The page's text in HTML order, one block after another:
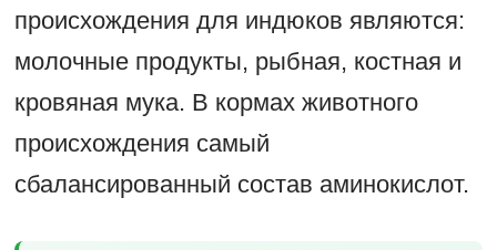
происхождения для индюков являются:
молочные продукты, рыбная, костная и
кровяная мука. В кормах животного
происхождения самый
сбалансированный состав аминокислот.